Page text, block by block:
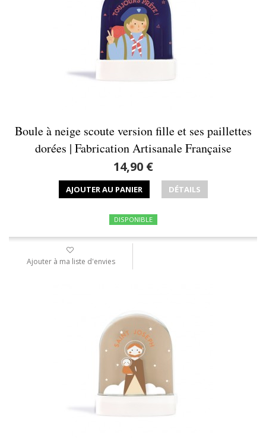
Boule à neige scoute version fille et ses paillettes
dorées | Fabrication Artisanale Française
14,90 €
AJOUTER AU PANIER DÉTAILS
DISPONIBLE
Ajouter à ma liste d'envies